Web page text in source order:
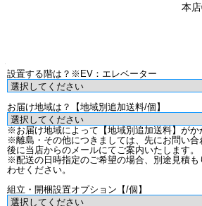
本
設置する階は？※EV：エレベーター
お届け地域は？【地域別追加送料/個】
※お届け地域によって【地域別追加送料】がか
※離島・その他につきましては、先にお問い合
後に当店からのメールにてご案内いたします。
※配送の日時指定のご希望の場合、別途見積
わせください。
組立・開梱設置オプション【/個】